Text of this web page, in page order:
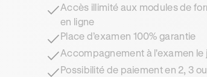
Accès illimité aux modules de
en ligne
Place d’examen 100% garantie
Accompagnement à l'examen le
Possibilité de paiement en 2, 3